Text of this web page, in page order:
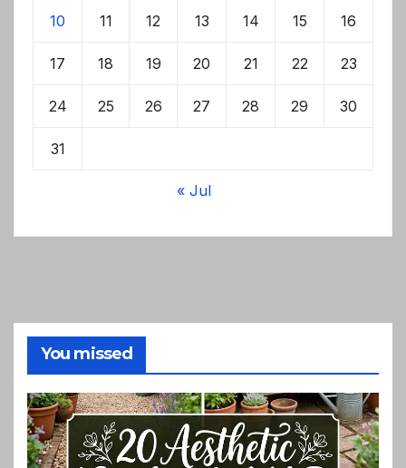
10 11 12 13 14 15 16
17 18 19 20 21 22 23
24 25 26 27 28 29 30
31
« Jul
You missed